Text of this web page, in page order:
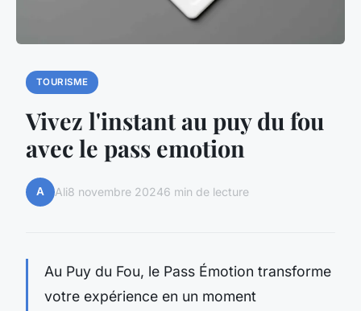
TOURISME
Vivez l'instant au puy du fou
avec le pass emotion
A Ali8 novembre 20246 min de lecture
Au Puy du Fou, le Pass Émotion transforme
votre expérience en un moment